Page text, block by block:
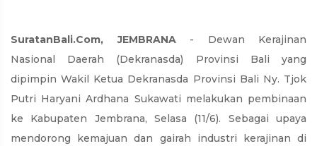
SuratanBali.Com, JEMBRANA- Dewan Kerajinan
Nasional Daerah (Dekranasda) Provinsi Bali yang
dipimpin Wakil Ketua Dekranasda Provinsi Bali Ny. Tjok
Putri Haryani Ardhana Sukawati melakukan pembinaan
ke Kabupaten Jembrana, Selasa (11/6). Sebagai upaya
mendorong kemajuan dan gairah industri kerajinan di